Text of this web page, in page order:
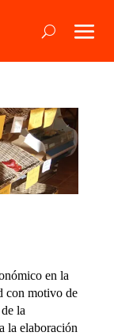
en la
con motivo de
la
la elaboración